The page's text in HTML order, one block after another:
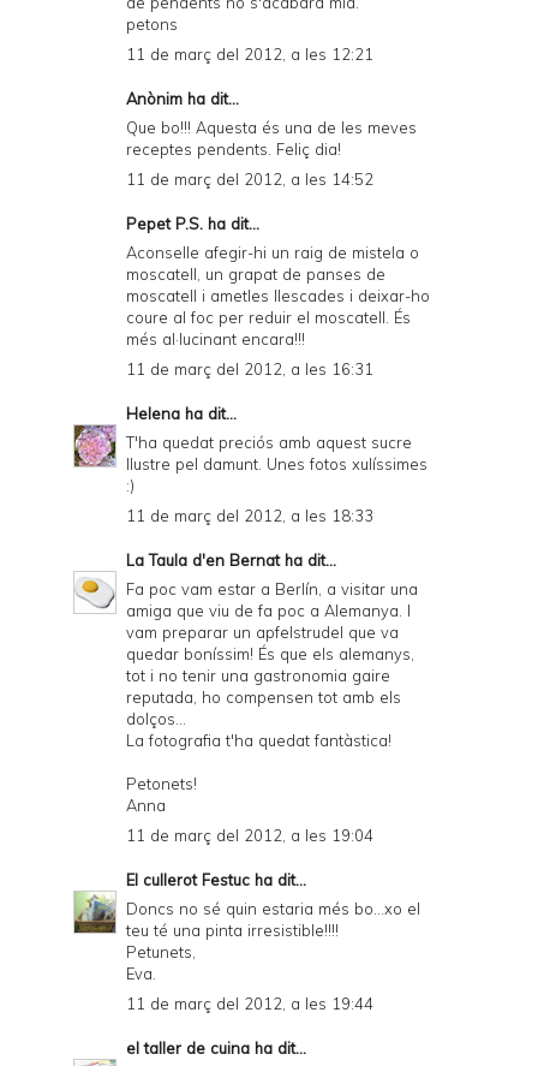
petons
11 de març del 2012, a les 12:21
Anònim ha dit...
Que bo!!! Aquesta és una de les meves
receptes pendents. Feliç dia!
11 de març del 2012, a les 14:52
Pepet P.S. ha dit...
Aconselle afegir-hi un raig de mistela o
moscatell, un grapat de panses de
moscatell i ametles llescades i deixar-ho
coure al foc per reduir el moscatell. És
més al·lucinant encara!!!
11 de març del 2012, a les 16:31
Helena ha dit...
T'ha quedat preciós amb aquest sucre
llustre pel damunt. Unes fotos xulíssimes
:)
11 de març del 2012, a les 18:33
La Taula d'en Bernatha dit...
Fa poc vam estar a Berlín, a visitar una
amiga que viu de fa poc a Alemanya. I
vam preparar un apfelstrudel que va
quedar boníssim! És que els alemanys,
tot i no tenir una gastronomia gaire
reputada, ho compensen tot amb els
dolços...
La fotografia t'ha quedat fantàstica!
Petonets!
Anna
11 de març del 2012, a les 19:04
El cullerot Festuc ha dit...
Doncs no sé quin estaria més bo...xo el
teu té una pinta irresistible!!!!
Petunets,
Eva.
11 de març del 2012, a les 19:44
el taller de cuina ha dit...